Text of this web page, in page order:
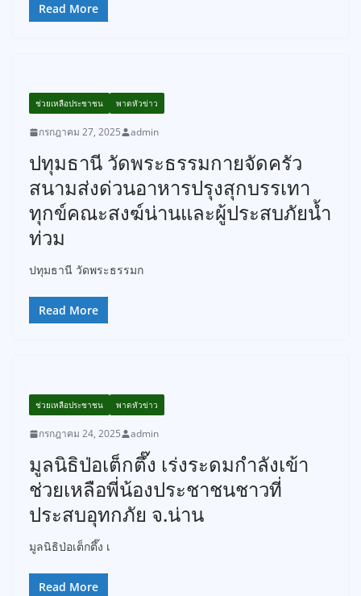
Read More
ช่วยเหลือประชาชน พาดหัวข่าว
กรกฎาคม 27, 2025 admin
ปทุมธานี วัดพระธรรมกายจัดครัว
สนามส่งด่วนอาหารปรุงสุกบรรเทา
ทุกข์คณะสงฆ์น่านและผู้ประสบภัยน้ำ
ท่วม
ปทุมธานี วัดพระธรรมก
Read More
ช่วยเหลือประชาชน พาดหัวข่าว
กรกฎาคม 24, 2025 admin
มูลนิธิป่อเต็กตึ๊ง เร่งระดมกำลังเข้า
ช่วยเหลือพี่น้องประชาชนชาวที่
ประสบอุทกภัย จ.น่าน
มูลนิธิป่อเต็กตึ๊ง เ
Read More